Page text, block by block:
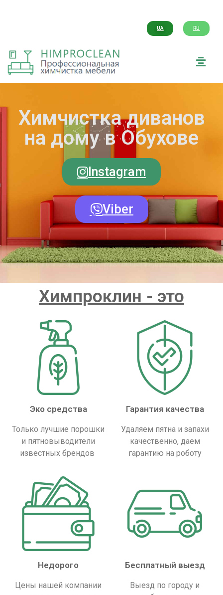
UA RU
Химчистка диванов
на дому в Обухове
Instagram
Viber
Химпроклин - это
Эко средства
Только лучшие порошки
и пятновыводители
известных брендов
Гарантия качества
Удаляем пятна и запахи
качественно, даем
гарантию на роботу
Недорого
Цены нашей компании
Бесплатный выезд
Выезд по городу и